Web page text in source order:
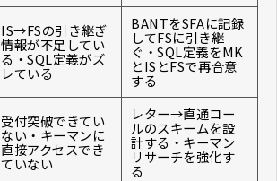
IS→FSの引き継ぎ
情報が不足してい
る・SQL定義がズ
レている
BANTをSFAに記録
してFSに引き継
ぐ・SQL定義をMK
とISとFSで再合意
する
受付突破できてい
ない・キーマンに
直接アクセスでき
ていない
レター→直通コー
ルのスキームを設
計する・キーマン
リサーチを強化す
る